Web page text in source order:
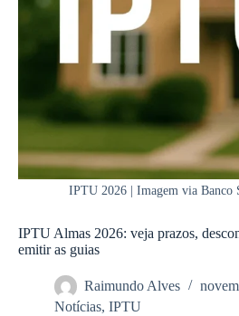
IPTU 2026 | Imagem via Banco
IPTU Almas 2026: veja prazos,
emitir as guias
Raimundo Alves
Notícias, IPTU